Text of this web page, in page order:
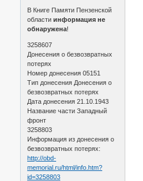
В Книге Памяти Пензенской
областиинформация не
обнаружена!
3258607
Донесения о безвозвратных
потерях
Номер донесения 05151
Тип донесения Донесения о
безвозвратных потерях
Дата донесения 21.10.1943
Название части Западный
фронт
3258803
Информация из донесения о
безвозвратных потерях:
http://obd-
memorial.ru/html/info.htm?
id=3258803